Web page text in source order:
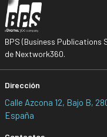
BPS (Business
de Nextwork360.
Dirección
Calle Azcona 12, Bajo B,
España